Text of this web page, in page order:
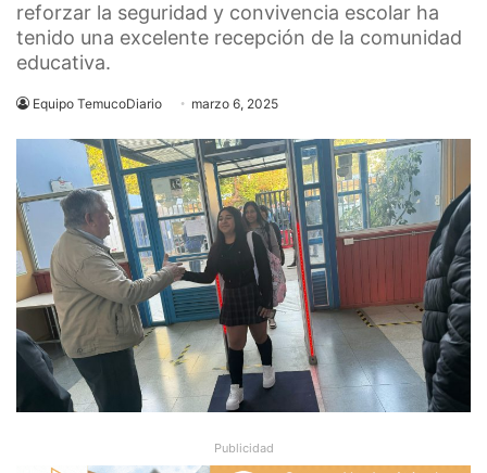
reforzar la seguridad y convivencia escolar ha
tenido una excelente recepción de la comunidad
educativa.
Equipo TemucoDiario marzo 6, 2025
Publicidad